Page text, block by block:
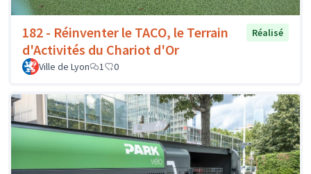
182 - Réinventer le TACO, le Terrain
d'Activités du Chariot d'Or
Réalisé
Ville de Lyon 1 0